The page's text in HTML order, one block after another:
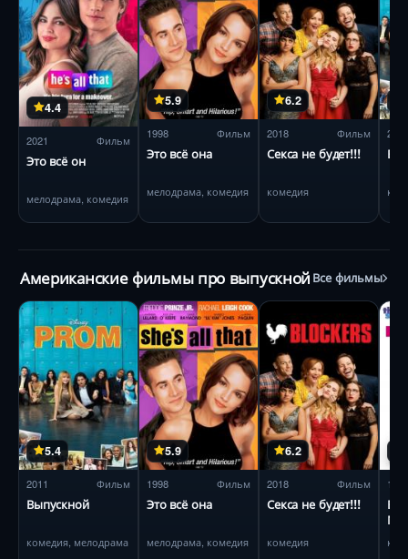
4.4
2021 Фильм
Это всё он
мелодрама, комедия
5.9
1998 Фильм
Это всё она
мелодрама, комедия
6.2
2018 Фильм
Секса не будет!!!
комедия
2011
Американские фильмы про выпускной Все фильмы
5.4
2011 Фильм
Выпускной
комедия, мелодрама
5.9
1998 Фильм
Это всё она
мелодрама, комедия
6.2
2018 Фильм
Секса не будет!!!
комедия
1998